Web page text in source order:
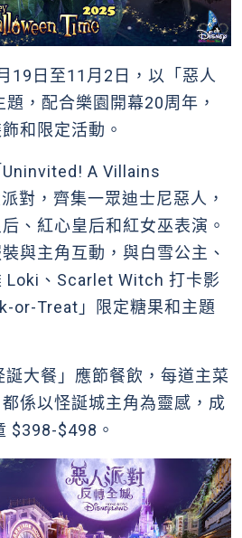
19日至11月2日，以「惡人
，配合樂園開幕20周年，
和限定活動。
A Villains
對，齊集一眾迪士尼惡人，
、紅心皇后和紅女巫表演。
與主角互動，與白雪公主、
Loki、Scarlet Witch 打卡影
or-Treat」限定糖果和主題
大餐」應節餐飲，每道主菜
係以怪誕城主角為靈感，成
$398-$498。